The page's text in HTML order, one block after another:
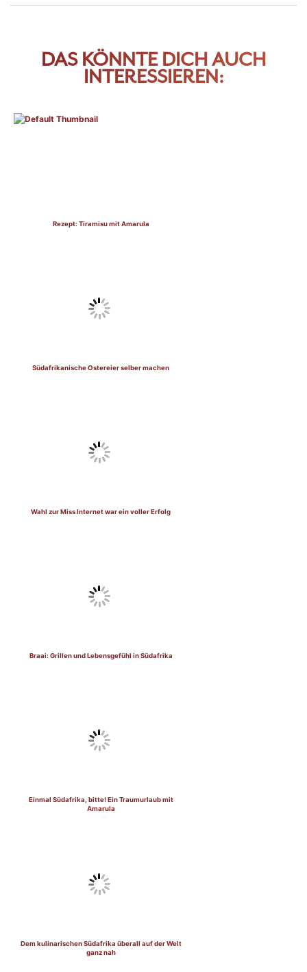
DAS KÖNNTE DICH AUCH
INTERESSIEREN:
Rezept: Tiramisu mit Amarula
Südafrikanische Ostereier selber machen
Wahl zur Miss Internet war ein voller Erfolg
Braai: Grillen und Lebensgefühl in Südafrika
Einmal Südafrika, bitte! Ein Traumurlaub mit
Amarula
Dem kulinarischen Südafrika überall auf der Welt
ganz nah